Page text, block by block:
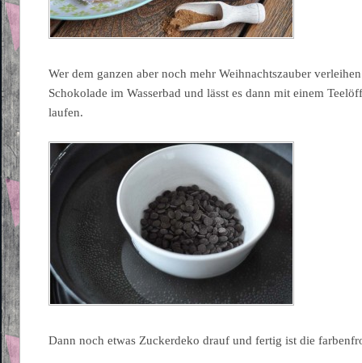
Wer dem ganzen aber noch mehr Weihnachtszauber
Schokolade im Wasserbad und lässt es dann mit einem
laufen.
Dann noch etwas Zuckerdeko drauf und fertig ist die